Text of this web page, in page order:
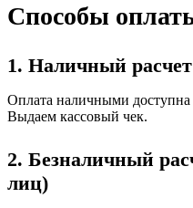
Способы
1. Наличный расчет
Оплата наличными доступна
Выдаем кассовый чек.
2. Безналичный
лиц)